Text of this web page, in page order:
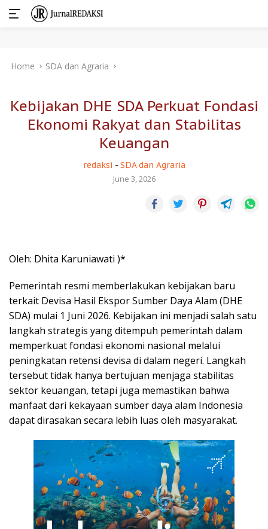
Home SDA dan Agraria
Kebijakan DHE SDA Perkuat Fondasi
Ekonomi Rakyat dan Stabilitas
Keuangan
redaksi - SDA dan Agraria
June 3, 2026
Oleh: Dhita Karuniawati )*
Pemerintah resmi memberlakukan kebijakan baru
terkait Devisa Hasil Ekspor Sumber Daya Alam (DHE
SDA) mulai 1 Juni 2026. Kebijakan ini menjadi salah satu
langkah strategis yang ditempuh pemerintah dalam
memperkuat fondasi ekonomi nasional melalui
peningkatan retensi devisa di dalam negeri. Langkah
tersebut tidak hanya bertujuan menjaga stabilitas
sektor keuangan, tetapi juga memastikan bahwa
manfaat dari kekayaan sumber daya alam Indonesia
dapat dirasakan secara lebih luas oleh masyarakat.